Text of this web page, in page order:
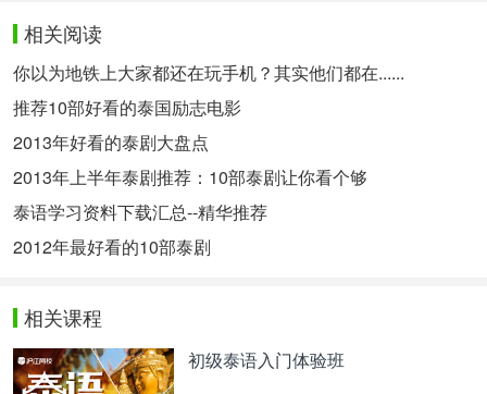
为什么要叫Nom Tok？
ชื่อน้ำตกแปลว่า "น้ำตก" ทั้งในภาษาลาวและภาษาไทย
และไม่ชัดเจนว่าอาหารจานนี้ได้ชื่อมาอย่างไร บางคน
เชื่อว่าอาหารจานนี้ได้ชื่อมาจากลักษณะรสชาติที่ว่ากัน
ว่าเหมือนน้ำตก ซึ่งมีหลายชั้นและหลากหลาย คนอื่น
บอกว่าชื่อนี้มาจากวิธีการหั่นเนื้อและจัดเรียงเนื้อ ซึ่ง
คล้ายกับการไหลของน้ำตก และยังมีที่มาจากเสียงของ
น้ำที่ออกจากเนื้อขณะปรุงอาหาร ซึ่งอาจฟังดูคล้ายกับ
Nam Tok在老挝语和泰语中都翻译成“瀑布”，也不确
定是怎么变成菜名的。有人认为，这道菜的味道和瀑
相关阅读
你以为地铁上大家都还在玩手机？其实他们都在......
推荐10部好看的泰国励志电影
2013年好看的泰剧大盘点
2013年上半年泰剧推荐：10部泰剧让你看个够
泰语学习资料下载汇总--精华推荐
2012年最好看的10部泰剧
相关课程
初级泰语入门体验班